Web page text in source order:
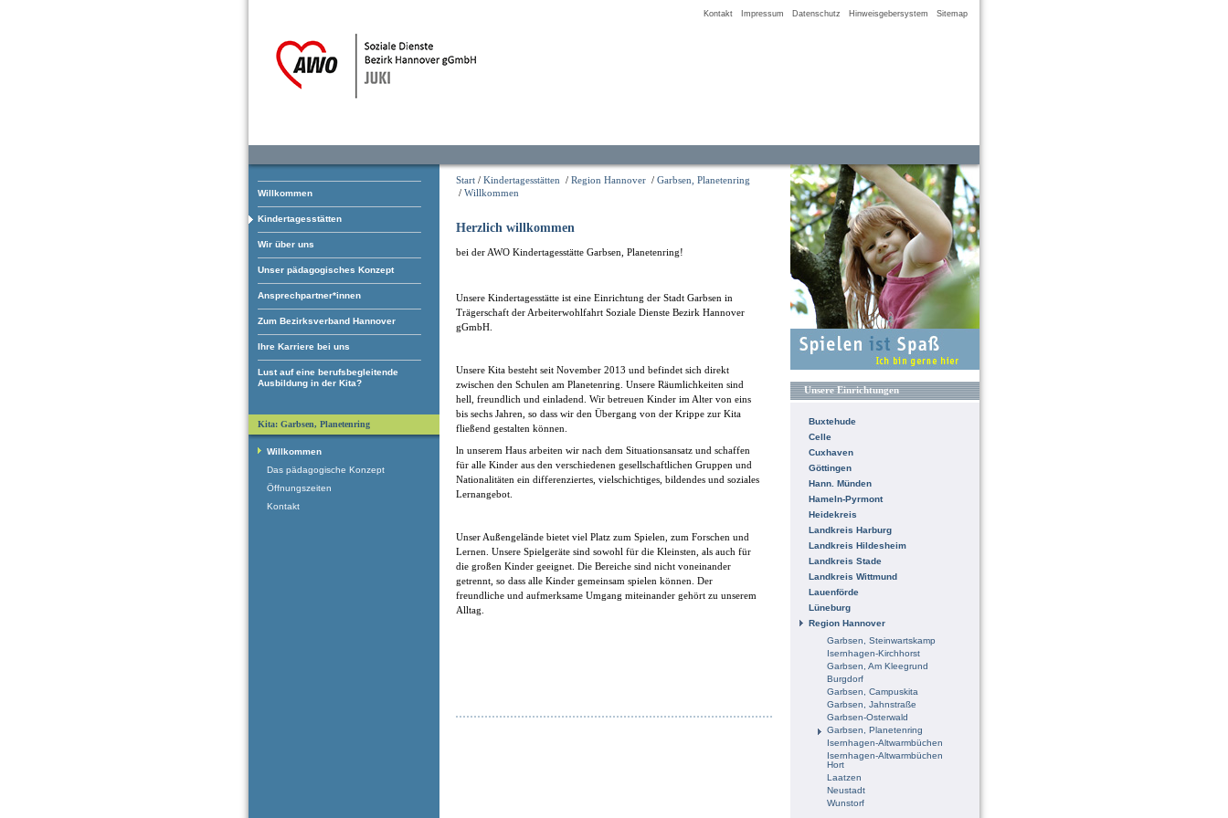
Kontakt Impressum Datenschutz Hinweisgebersystem Sitemap
Willkommen
Kindertagesstätten
Wir über uns
Unser pädagogisches Konzept
Ansprechpartner*innen
Zum Bezirksverband Hannover
Ihre Karriere bei uns
Lust auf eine berufsbegleitende
Ausbildung in der Kita?
Start / Kindertagesstätten / Region Hannover / Garbsen, Planetenring
/ Willkommen
Herzlich willkommen
bei der AWO Kindertagesstätte Garbsen, Planetenring!
Unsere Kindertagesstätte ist eine Einrichtung der Stadt Garbsen in
Trägerschaft der Arbeiterwohlfahrt Soziale Dienste Bezirk Hannover
gGmbH.
Unsere Kita besteht seit November 2013 und befindet sich direkt
zwischen den Schulen am Planetenring. Unsere Räumlichkeiten sind
hell, freundlich und einladend. Wir betreuen Kinder im Alter von eins
bis sechs Jahren, so dass wir den Übergang von der Krippe zur Kita
fließend gestalten können.
ln unserem Haus arbeiten wir nach dem Situationsansatz und schaffen
für alle Kinder aus den verschiedenen gesellschaftlichen Gruppen und
Nationalitäten ein differenziertes, vielschichtiges, bildendes und soziales
Lernangebot.
Unser Außengelände bietet viel Platz zum Spielen, zum Forschen und
Lernen. Unsere Spielgeräte sind sowohl für die Kleinsten, als auch für
die großen Kinder geeignet. Die Bereiche sind nicht voneinander
getrennt, so dass alle Kinder gemeinsam spielen können. Der
freundliche und aufmerksame Umgang miteinander gehört zu unserem
Alltag.
Unsere Einrichtungen
Buxtehude
Celle
Cuxhaven
Göttingen
Hann. Münden
Hameln-Pyrmont
Heidekreis
Landkreis Harburg
Landkreis Hildesheim
Landkreis Stade
Landkreis Wittmund
Lauenförde
Lüneburg
Region Hannover
Garbsen, Steinwartskamp
Isernhagen-Kirchhorst
Garbsen, Am Kleegrund
Burgdorf
Garbsen, Campuskita
Garbsen, Jahnstraße
Garbsen-Osterwald
Garbsen, Planetenring
Isernhagen-Altwarmbüchen
Isernhagen-Altwarmbüchen
Hort
Laatzen
Neustadt
Wunstorf
Kita: Garbsen, Planetenring
Willkommen
Das pädagogische Konzept
Öffnungszeiten
Kontakt